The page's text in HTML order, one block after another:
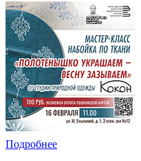
Подробнее